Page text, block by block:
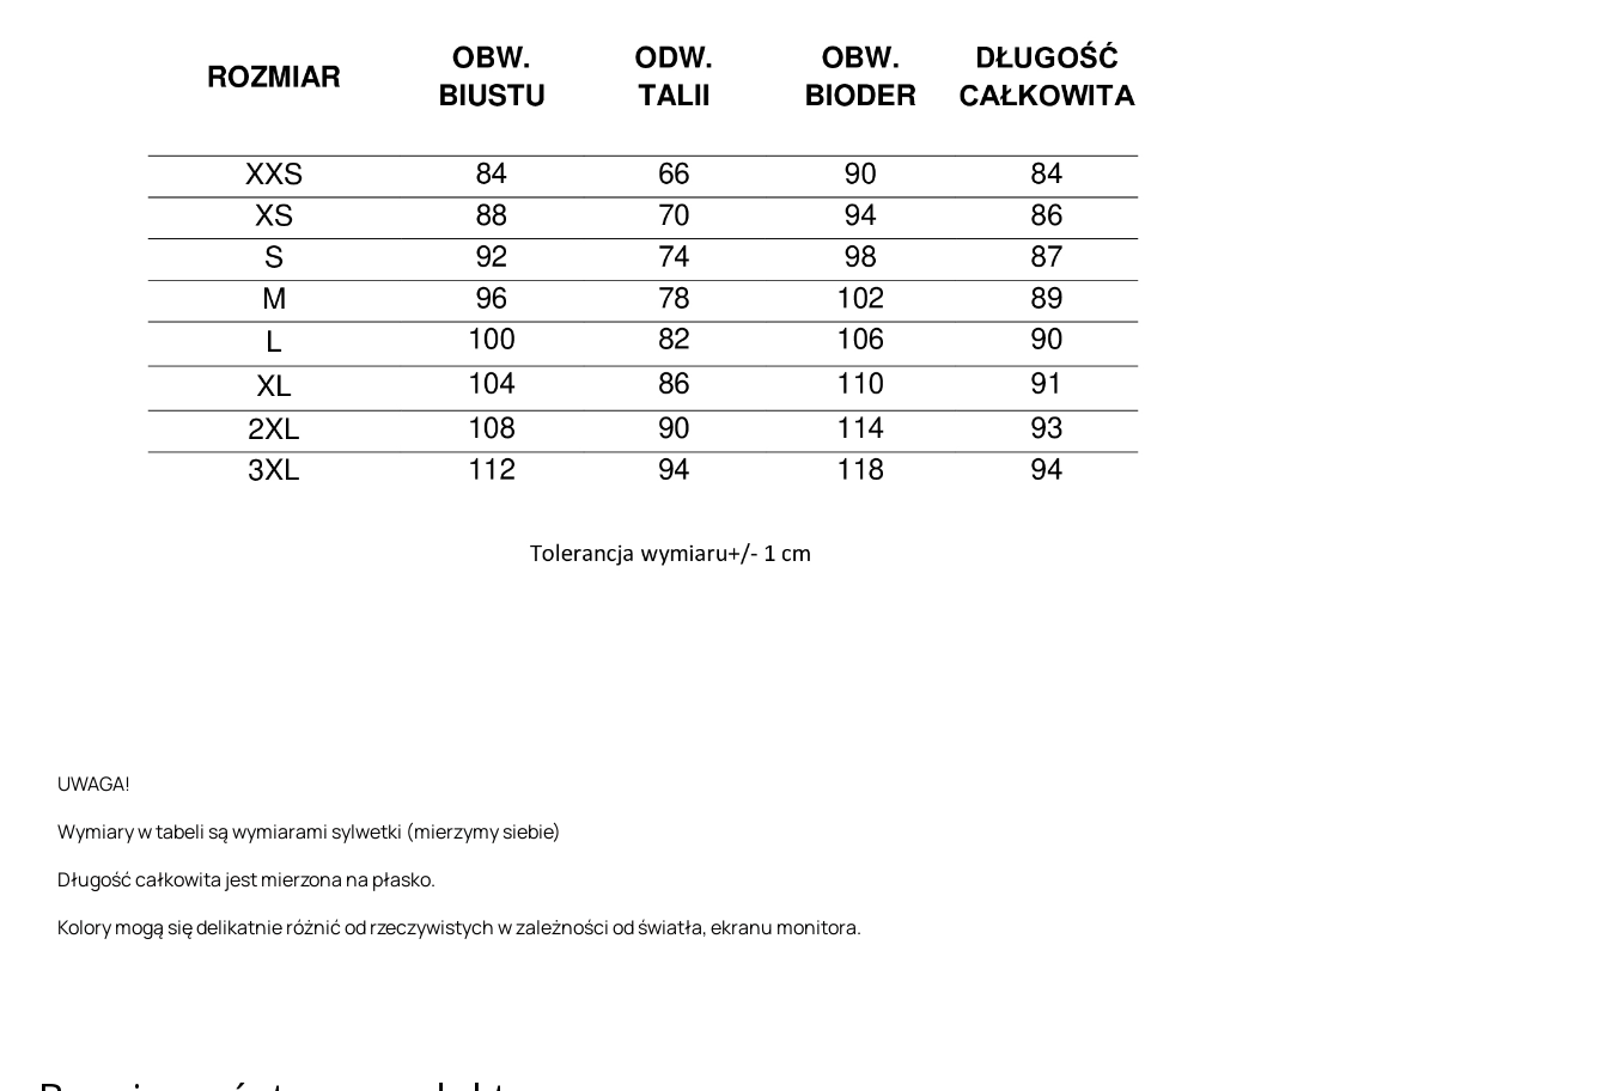
UWAGA!
Wymiary w tabeli są wymiarami sylwetki (mierzymy siebie)
Długość całkowita jest mierzona na płasko.
Kolory mogą się delikatnie różnić od rzeczywistych w zależności od światła, ekranu monitora.